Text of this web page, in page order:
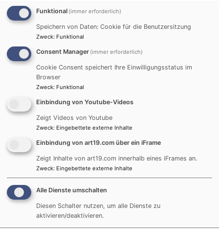
https://www.st-johannis-nuernberg.de/veranstaltungen
Weitere Veranstaltungen finden in der Stadtakademie
im Eckstein statt unter
evangelisch.de/einrichtungen/evangelische-
stadtakademie-nuernberg.html
Kirchenführungen
Funktional (immer erforderlich)
Speichern von Daten: Cookie für die Benutzersitzung
Zweck: Funktional
Consent Manager (immer erforderlich)
Cookie Consent speichert Ihre Einwilligungsstatus im
Browser
Zweck: Funktional
Einbindung von Youtube-Videos
Zeigt Videos von Youtube
Zweck: Eingebettete externe Inhalte
Einbindung von art19.com über ein iFrame
Zeigt Inhalte von art19.com innerhalb eines iFrames an.
Zweck: Eingebettete externe Inhalte
Alle Dienste umschalten
Diesen Schalter nutzen, um alle Dienste zu
aktivieren/deaktivieren.